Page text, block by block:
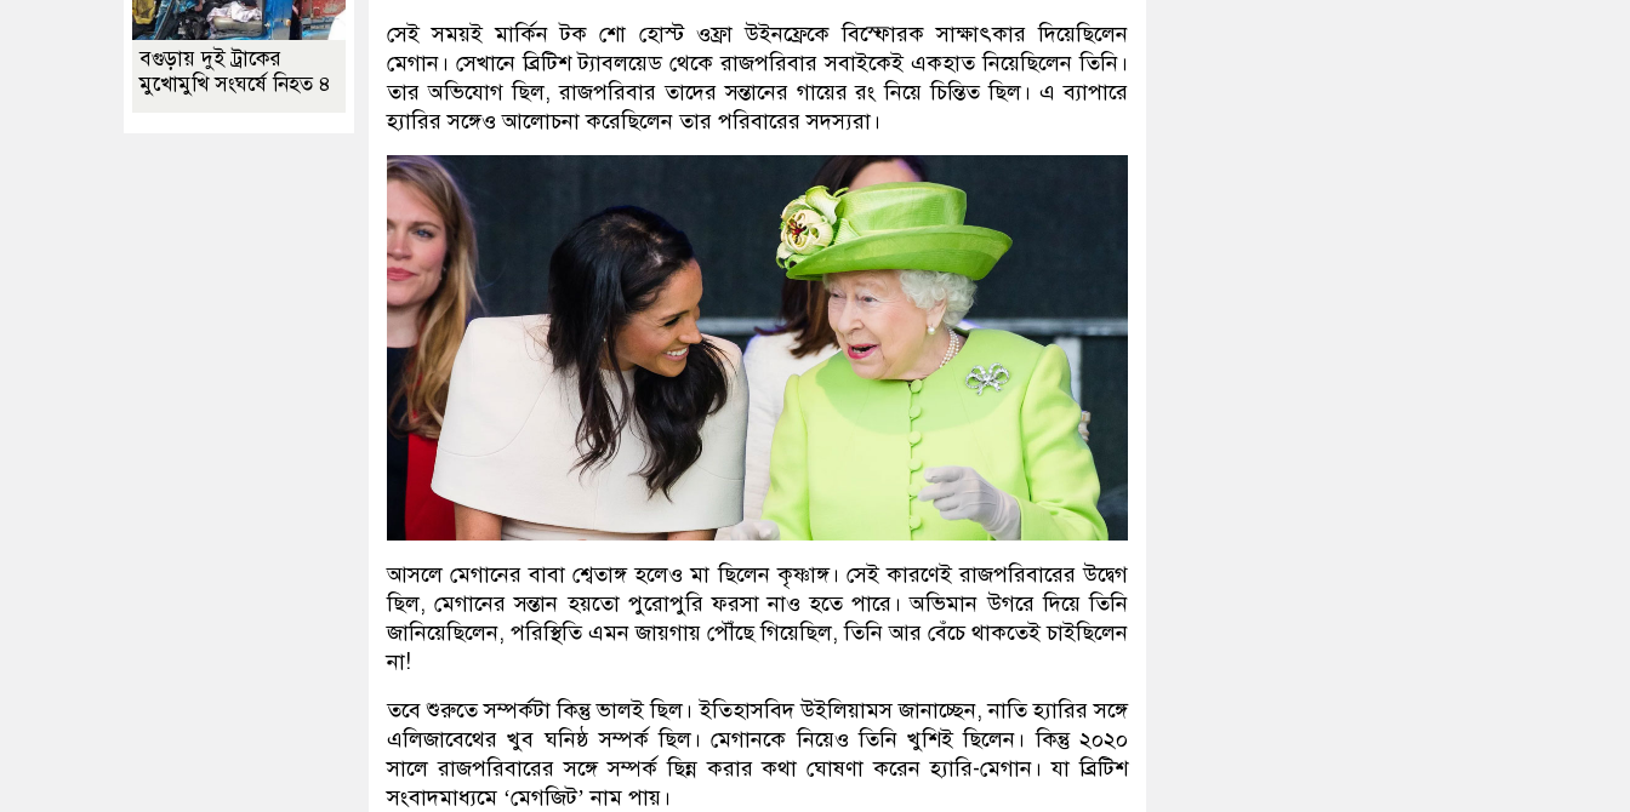
সেই সময়ই মার্কিন টক শো হোস্ট ওফ্রা উইনফ্রেকে বিস্ফোরক সাক্ষাৎকার দিয়েছিলেন
মেগান। সেখানে ব্রিটিশ ট্যাবলয়েড থেকে রাজপরিবার সবাইকেই একহাত নিয়েছিলেন তিনি।
তার অভিযোগ ছিল, রাজপরিবার তাদের সন্তানের গায়ের রং নিয়ে চিন্তিত ছিল। এ ব্যাপারে
হ্যারির সঙ্গেও আলোচনা করেছিলেন তার পরিবারের সদস্যরা।
আসলে মেগানের বাবা শ্বেতাঙ্গ হলেও মা ছিলেন কৃষ্ণাঙ্গ। সেই কারণেই রাজপরিবারের উদ্বেগ
ছিল, মেগানের সন্তান হয়তো পুরোপুরি ফরসা নাও হতে পারে। অভিমান উগরে দিয়ে তিনি
জানিয়েছিলেন, পরিস্থিতি এমন জায়গায় পৌঁছে গিয়েছিল, তিনি আর বেঁচে থাকতেই চাইছিলেন
না!
তবে শুরুতে সম্পর্কটা কিন্তু ভালই ছিল। ইতিহাসবিদ উইলিয়ামস জানাচ্ছেন, নাতি হ্যারির সঙ্গে
এলিজাবেথের খুব ঘনিষ্ঠ সম্পর্ক ছিল। মেগানকে নিয়েও তিনি খুশিই ছিলেন। কিন্তু ২০২০
সালে রাজপরিবারের সঙ্গে সম্পর্ক ছিন্ন করার কথা ঘোষণা করেন হ্যারি-মেগান। যা ব্রিটিশ
সংবাদমাধ্যমে ‘মেগজিট’ নাম পায়।
বগুড়ায় দুই ট্রাকের
মুখোমুখি সংঘর্ষে নিহত ৪